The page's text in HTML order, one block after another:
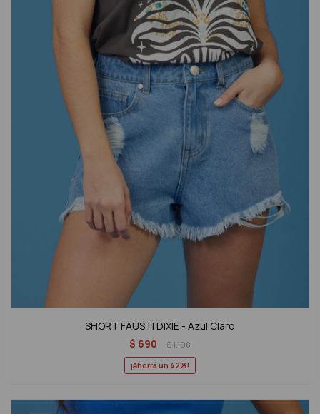
SHORT FAUSTI DIXIE - Azul Claro
$ 690 $1.190
42